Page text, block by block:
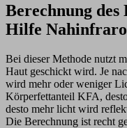
Berechnung
Hilfe
Bei dieser Methode nutzt
Haut geschickt wird. Je
wird mehr oder weniger
Körperfettanteil KFA,
desto mehr licht wird
Die Berechnung ist recht